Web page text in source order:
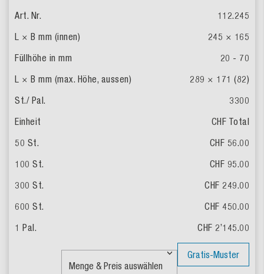
112.245
245 × 165
20 - 70
289 × 171 (82)
3300
CHF Total
CHF 56.00
CHF 95.00
CHF 249.00
CHF 450.00
CHF 2’145.00
Gratis-Muster